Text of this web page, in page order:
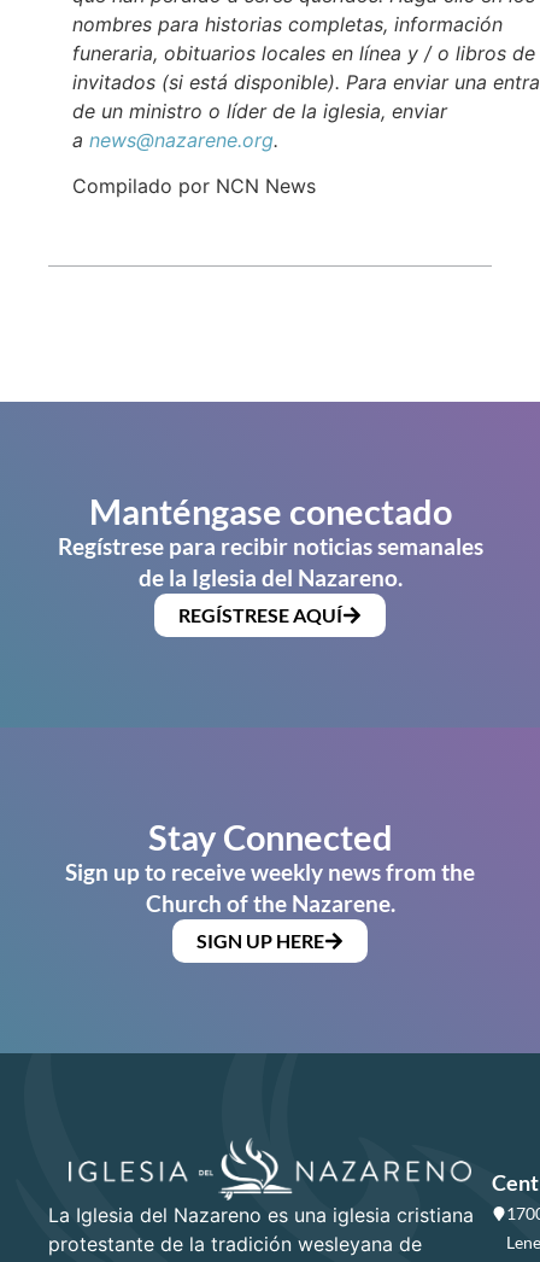
nombres para historias completas, información
funeraria, obituarios locales en línea y / o libros de
invitados (si está disponible). Para enviar una
de un ministro o líder de la iglesia, enviar
a news@nazarene.org.
Compilado por NCN News
Manténgase conectado
Regístrese para recibir noticias semanales
de la Iglesia del Nazareno.
REGÍSTRESE AQUÍ
Stay Connected
Sign up to receive weekly news from the
Church of the Nazarene.
SIGN UP HERE
La Iglesia del Nazareno es una iglesia cristiana
protestante de la tradición wesleyana de